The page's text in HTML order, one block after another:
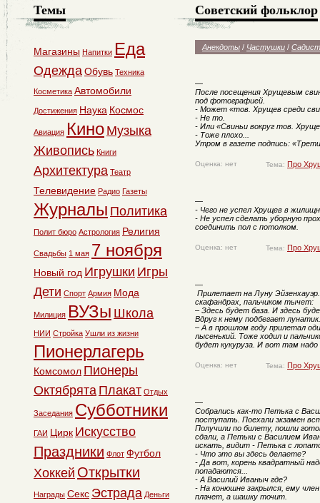
Советский фольклор
Анекдоты / Частушки /
—
После посещения Хрущевым
под фотографией.
- Может «тов. Хрущев среди
- Не то.
- Или «Свиньи вокруг тов.
- Тоже плохо...
Утром в газете подпись:
Оценка: нет Тема: Про
—
- Чего не успел Хрущев в
- Не успел сделать уборную
соединить пол с потолком.
Оценка: нет Тема: Про
—
Прилетает на Луну
скафандрах, пальчиком тычет:
– Здесь будет база. И здесь
Вдруг к нему подбегает лунатик.
– А в прошлом году прилетал
лысенький. Тоже ходил и
будет кукуруза. И вот там надо
Оценка: нет Тема: Про
—
Собрались как-то Петька с
поступать. Поехали экзамен
Получили по билету, пошли
сдали, а Петьки с Василием
искать, видит - Петька с
- Что это вы здесь делаете?
- Да вот, корень квадратный
попадаются...
- А Василий Иваныч где?
- На конюшне закрылся, ему
плачет, а шашку точит.
Темы
Магазины Напитки Еда
ОдеждаОбувь Техника
Косметика Автомобили
Достижения Наука Космос
Авиация Кино Музыка
Живопись Книги
Архитектура Театр
Телевидение Радио Газеты
Журналы Политика
Полит бюро Астрология Религия
Свадьбы 1 мая 7 ноября
Новый год Игрушки Игры
Дети Спорт Армия Мода
Милиция ВУЗы Школа
НИИ Стройка Ушли из жизни
Пионерлагерь
Комсомол Пионеры
Октябрята Плакат Отдых
Заседания Субботники
ГАИ Цирк Искусство
Праздники Флот Футбол
Хоккей Открытки
Награды Секс Эстрада Деньги